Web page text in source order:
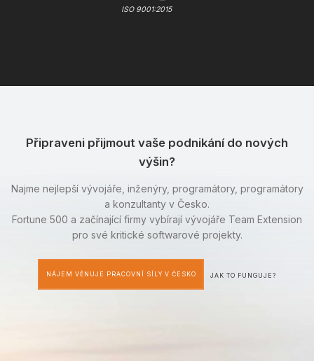
ISO 9001:2015
Připraveni přijmout vaše podnikání do nových
výšin?
Najme nejlepší vývojáře, inženýry, programátory, programátory
a konzultanty v Česko.
Fortune 500 a začínající firmy vybírají vývojáře Team Extension
pro své kritické softwarové projekty.
NÁJEM VĚNUJE PRACOVNÍ SÍLY V ČESKO JAK TO FUNGUJE?